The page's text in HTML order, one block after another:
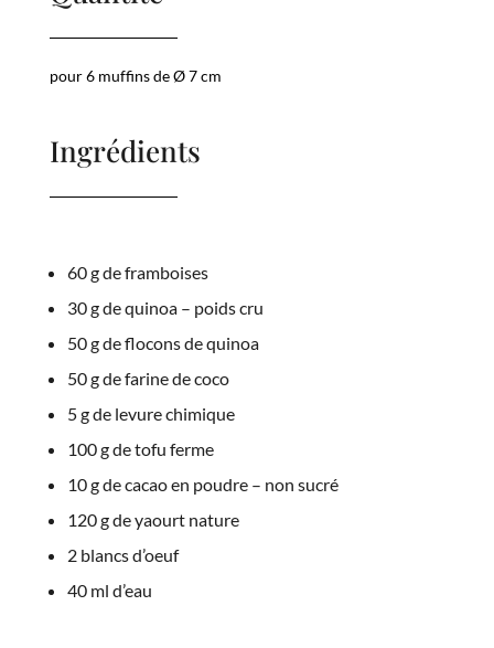
pour 6 muffins de Ø 7 cm
Ingrédients
60 g de framboises
30 g de quinoa – poids cru
50 g de flocons de quinoa
50 g de farine de coco
5 g de levure chimique
100 g de tofu ferme
10 g de cacao en poudre – non sucré
120 g de yaourt nature
2 blancs d’oeuf
40 ml d’eau